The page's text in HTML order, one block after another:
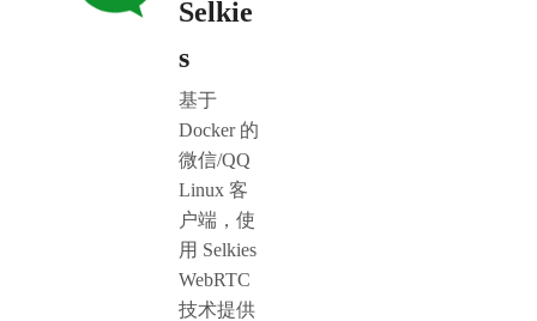
Selkie
s
基于
Docker 的
微信/QQ
Linux 客
户端，使
用 Selkies
WebRTC
技术提供